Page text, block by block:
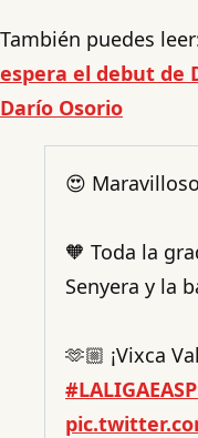
También puedes
espera el debut de
Darío Osorio
😍
🧡 Toda la
Senyera y la
🫶🏼 ¡Vixca